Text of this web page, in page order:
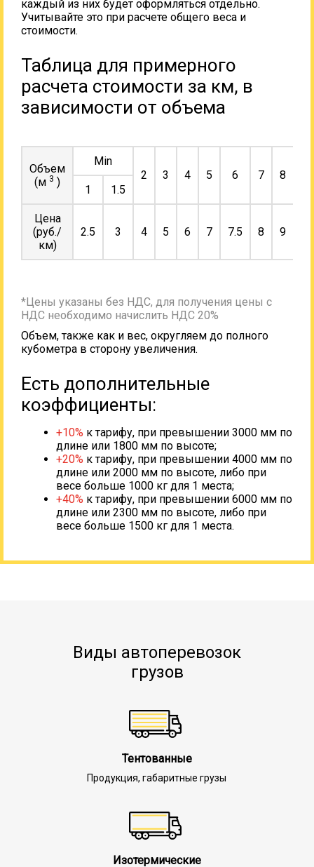
каждый из них будет оформляться отдельно.
Учитывайте это при расчете общего веса и
стоимости.
Таблица для примерного
расчета стоимости за км, в
зависимости от объема
Объем
(м 3 )
Min
2
3 4 5 6 7 8
1
1.5
Цена
(руб./
км)
2.5 3 4 5 6 7 7.5 8 9
*Цены указаны без НДС, для получения цены с
НДС необходимо начислить НДС 20%
Объем, также как и вес, округляем до полного
кубометра в сторону увеличения.
Есть дополнительные
коэффициенты:
+10% к тарифу, при превышении 3000 мм по
длине или 1800 мм по высоте;
+20% к тарифу, при превышении 4000 мм по
длине или 2000 мм по высоте, либо при
весе больше 1000 кг для 1 места;
+40% к тарифу, при превышении 6000 мм по
длине или 2300 мм по высоте, либо при
весе больше 1500 кг для 1 места.
Виды автоперевозок
грузов
Тентованные
Продукция, габаритные грузы
Изотермические